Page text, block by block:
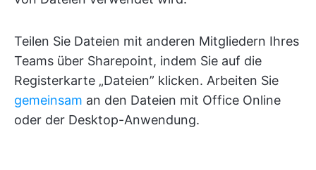
Teilen Sie Dateien mit anderen Mitgliedern Ihres
Teams über Sharepoint, indem Sie auf die
Registerkarte „Dateien” klicken. Arbeiten Sie
gemeinsam an den Dateien mit Office Online
oder der Desktop-Anwendung.